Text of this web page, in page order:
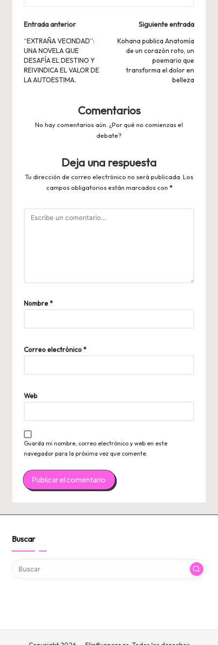
Navegación
de
entradas
Entrada anterior
“EXTRAÑA VECINDAD”:
UNA NOVELA QUE
DESAFÍA EL DESTINO Y
REIVINDICA EL VALOR DE
LA AUTOESTIMA.
Siguiente entrada
Kohana publica Anatomía
de un corazón roto, un
poemario que
transforma el dolor en
belleza
Comentarios
No hay comentarios aún. ¿Por qué no comienzas el
debate?
Deja una respuesta
Tu dirección de correo electrónico no será publicada. Los
campos obligatorios están marcados con *
Nombre*
Correo electrónico*
Web
Guarda mi nombre, correo electrónico y web en este
navegador para la próxima vez que comente.
Buscar